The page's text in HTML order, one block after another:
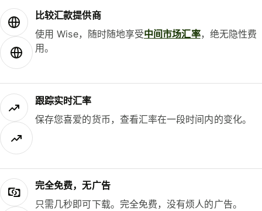
比较汇款提供商
使用 Wise，随时随地享受中间市场汇率，绝无隐性费
用。
跟踪实时汇率
保存您喜爱的货币，查看汇率在一段时间内的变化。
完全免费，无广告
只需几秒即可下载。完全免费，没有烦人的广告。